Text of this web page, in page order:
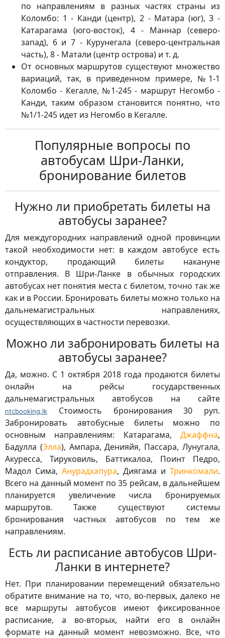
по направлениям в разных частях страны из
Коломбо: 1 - Канди (центр), 2 - Матара (юг), 3 -
Катарагама (юго-восток), 4 - Маннар (северо-
запад), 6 и 7 - Курунегала (северо-центральная
часть), 8 - Матали (центр острова) и т. д.
От основных маршрутов существуют множество
вариаций, так, в приведенном примере, №1-1
Коломбо - Кегалле, №1-245 - маршрут Негомбо -
Канди, таким образом становится понятно, что
№1/1-245 идет из Негомбо в Кегалле.
Популярные вопросы по
автобусам Шри-Ланки,
бронирование билетов
Нужно ли приобретать билеты на
автобусы заранее?
Для междугородних направлений одной провинции
такой необходимости нет: в каждом автобусе есть
кондуктор, продающий билеты накануне
отправления. В Шри-Ланке в обычных городских
автобусах нет понятия места с билетом, точно так же
как и в России. Бронировать билеты можно только на
дальнемагистральных направлениях,
осуществляющих в частности перевозки.
Можно ли забронировать билеты на
автобусы заранее?
Да, можно. С 1 октября 2018 года продаются билеты
онлайн на рейсы государственных
дальнемагистральных автобусов на сайте
ntcbooking.lk
Стоимость бронирования 30 руп.
Забронировать автобусные билеты можно по
основным направлениям: Катарагама, Джаффна,
Бадулла (Элла), Ампара, Денияйя, Пассара, Лунугала,
Акуресса, Тируковиль, Баттикалоа, Поинт Педро,
Мадол Сима, Анурадхапура, Диягама и Тринкомали.
Всего на данный момент по 35 рейсам, в дальнейшем
планируется увеличение числа бронируемых
маршрутов. Также существуют системы
бронирования частных автобусов по тем же
направлениям.
Есть ли расписание автобусов Шри-
Ланки в интернете?
Нет. При планировании перемещений обязательно
обратите внимание на то, что, во-первых, далеко не
все маршруты автобусов имеют фиксированное
расписание, а во-вторых, найти его в онлайн
формате на данный момент невозможно. Все, что